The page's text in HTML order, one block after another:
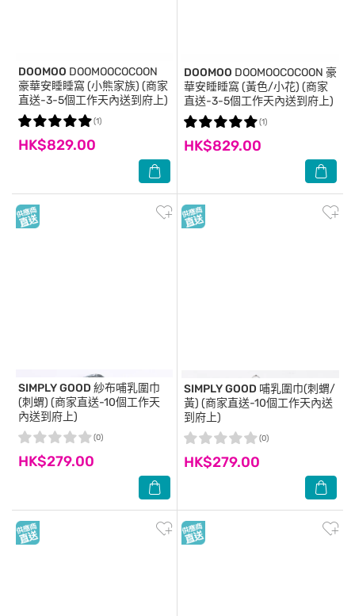
DOOMOO DOOMOOCOCOON
豪華安睡睡窩 (小熊家族) (商家
直送-3-5個工作天內送到府上)
HK$829.00
(1)
DOOMOO DOOMOOCOCOON 豪
華安睡睡窩 (黃色/小花) (商家
直送-3-5個工作天內送到府上)
HK$829.00
(1)
SIMPLY GOOD 紗布哺乳圍巾
(刺蝟) (商家直送-10個工作天
內送到府上)
HK$279.00
(0)
SIMPLY GOOD 哺乳圍巾(刺蝟/
黃) (商家直送-10個工作天內送
到府上)
HK$279.00
(0)